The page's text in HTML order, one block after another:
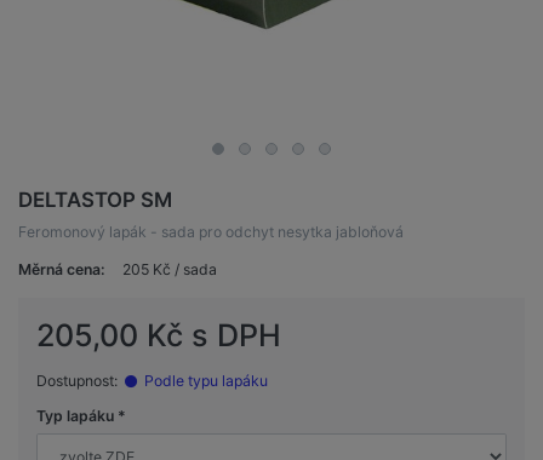
DELTASTOP SM
Feromonový lapák - sada pro odchyt nesytka jabloňová
Měrná cena: 205 Kč / sada
205,00 Kč s DPH
Dostupnost:
Podle typu lapáku
Typ lapáku